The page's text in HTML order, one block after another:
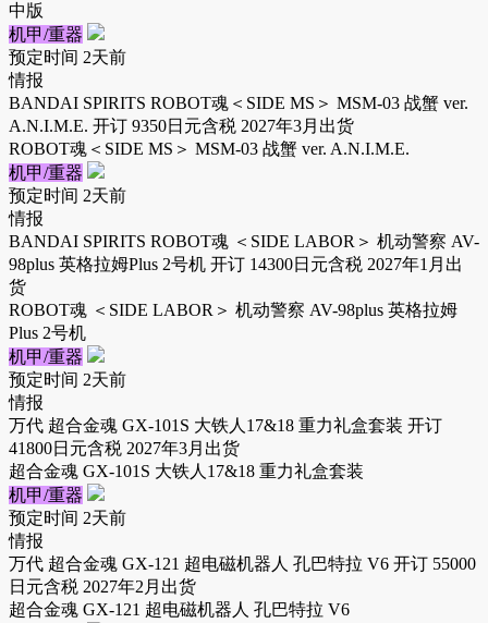
中版
机甲/重器
预定时间 2天前
情报
BANDAI SPIRITS ROBOT魂＜SIDE MS＞ MSM-03 战蟹 ver.
A.N.I.M.E. 开订 9350日元含税 2027年3月出货
ROBOT魂＜SIDE MS＞ MSM-03 战蟹 ver. A.N.I.M.E.
机甲/重器
预定时间 2天前
情报
BANDAI SPIRITS ROBOT魂 ＜SIDE LABOR＞ 机动警察 AV-
98plus 英格拉姆Plus 2号机 开订 14300日元含税 2027年1月出
货
ROBOT魂 ＜SIDE LABOR＞ 机动警察 AV-98plus 英格拉姆
Plus 2号机
机甲/重器
预定时间 2天前
情报
万代 超合金魂 GX-101S 大铁人17&18 重力礼盒套装 开订
41800日元含税 2027年3月出货
超合金魂 GX-101S 大铁人17&18 重力礼盒套装
机甲/重器
预定时间 2天前
情报
万代 超合金魂 GX-121 超电磁机器人 孔巴特拉 V6 开订 55000
日元含税 2027年2月出货
超合金魂 GX-121 超电磁机器人 孔巴特拉 V6